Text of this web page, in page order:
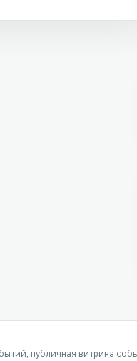
публичная витрина